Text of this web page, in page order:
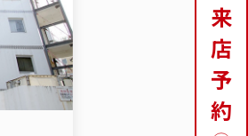
来
店
予
約